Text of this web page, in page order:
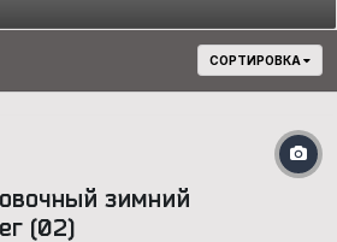
СОРТИРОВКА
зимний
(02)